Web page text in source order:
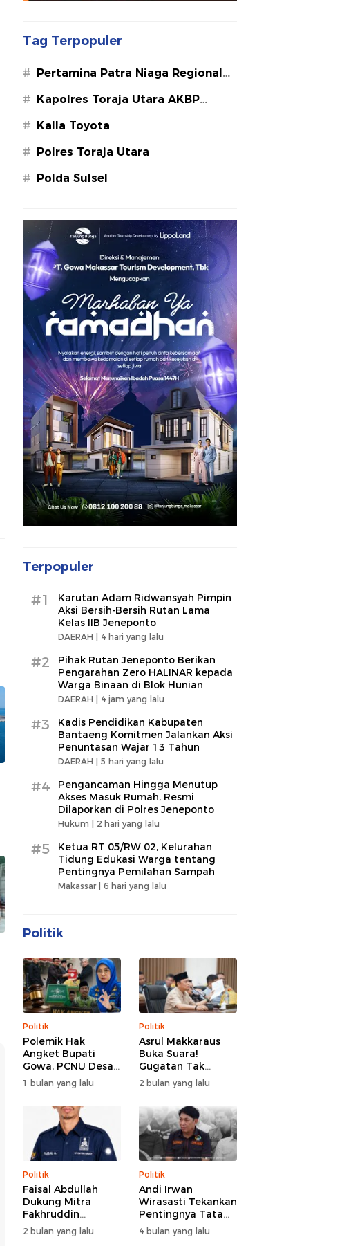
Tag Terpopuler
# Pertamina Patra Niaga Regional
# Kapolres Toraja Utara AKBP
M.Si
# Kalla Toyota
# Polres Toraja Utara
# Polda Sulsel
Terpopuler
#1
Karutan Adam Ridwansyah Pimpin
Aksi Bersih-Bersih Rutan Lama
Kelas IIB Jeneponto
DAERAH | 4 hari yang lalu
#2
Pihak Rutan Jeneponto Berikan
Pengarahan Zero HALINAR kepada
Warga Binaan di Blok Hunian
DAERAH | 4 jam yang lalu
#3
Kadis Pendidikan Kabupaten
Bantaeng Komitmen Jalankan Aksi
Penuntasan Wajar 13 Tahun
DAERAH | 5 hari yang lalu
#4
Pengancaman Hingga Menutup
Akses Masuk Rumah, Resmi
Dilaporkan di Polres Jeneponto
Hukum | 2 hari yang lalu
#5
Ketua RT 05/RW 02, Kelurahan
Tidung Edukasi Warga tentang
Pentingnya Pemilahan Sampah
Makassar | 6 hari yang lalu
Politik
Politik
Polemik Hak
Angket Bupati
Gowa, PCNU Desak
DPRD Buka Fakta
Transparan
1 bulan yang lalu
Politik
Asrul Makkaraus
Buka Suara!
Gugatan Tak
Hentikan Hak
Angket DPRD
2 bulan yang lalu
Politik
Faisal Abdullah
Dukung Mitra
Fakhruddin
Nahkodai BM PAN
Periode 2026-2031
2 bulan yang lalu
Politik
Andi Irwan
Wirasasti Tekankan
Pentingnya Tata
Kelola Terintegrasi
Sektor Peternakan
4 bulan yang lalu